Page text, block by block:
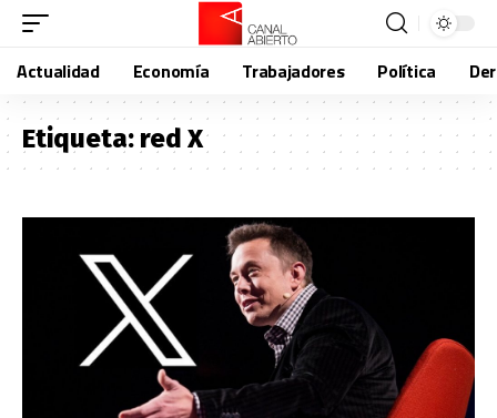
Actualidad Economía Trabajadores Política
Etiqueta:red X